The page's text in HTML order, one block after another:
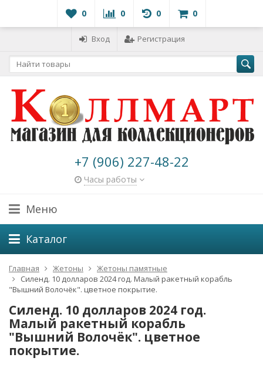
0 0 0 0
Вход Регистрация
+7 (906) 227-48-22
Часы работы
Меню
Каталог
Главная Жетоны
Жетоны памятные
Силенд. 10 долларов 2024 год. Малый ракетный корабль
"Вышний Волочёк". цветное покрытие.
Силенд. 10 долларов 2024 год.
Малый ракетный корабль
"Вышний Волочёк". цветное
покрытие.